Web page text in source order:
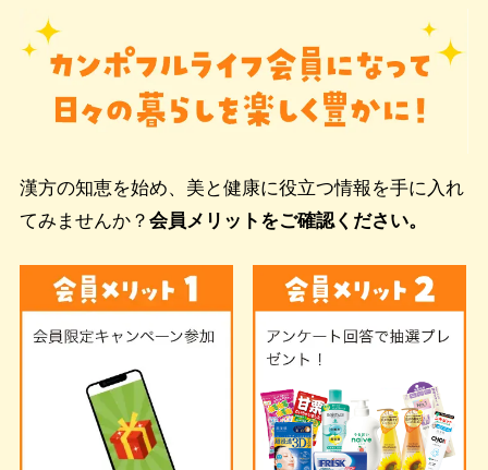
漢方の知恵を始め、美と健康に役立つ情報を手に入れ
てみませんか？ 会員メリットをご確認ください。